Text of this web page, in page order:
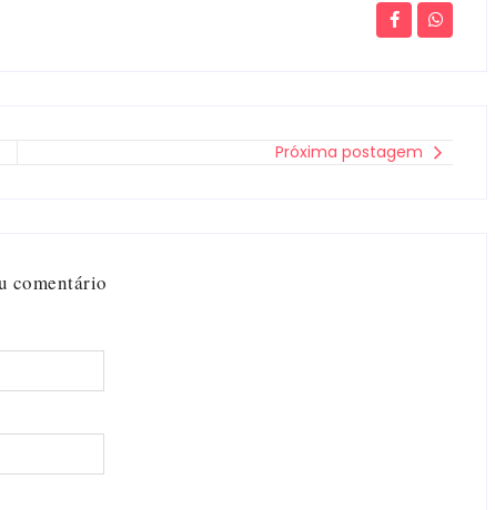
Próxima postagem
comentário